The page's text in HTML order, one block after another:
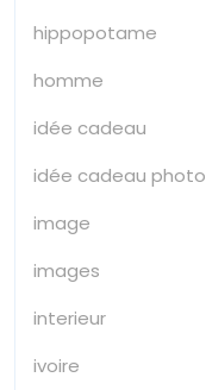
hippopotame
homme
idée cadeau
idée cadeau photo
image
images
interieur
ivoire